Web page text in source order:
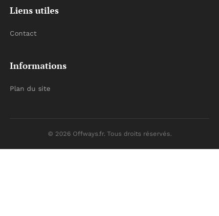
Liens utiles
Contact
Informations
Plan du site
© 2026 Offways.fr. Tous droits réservés.